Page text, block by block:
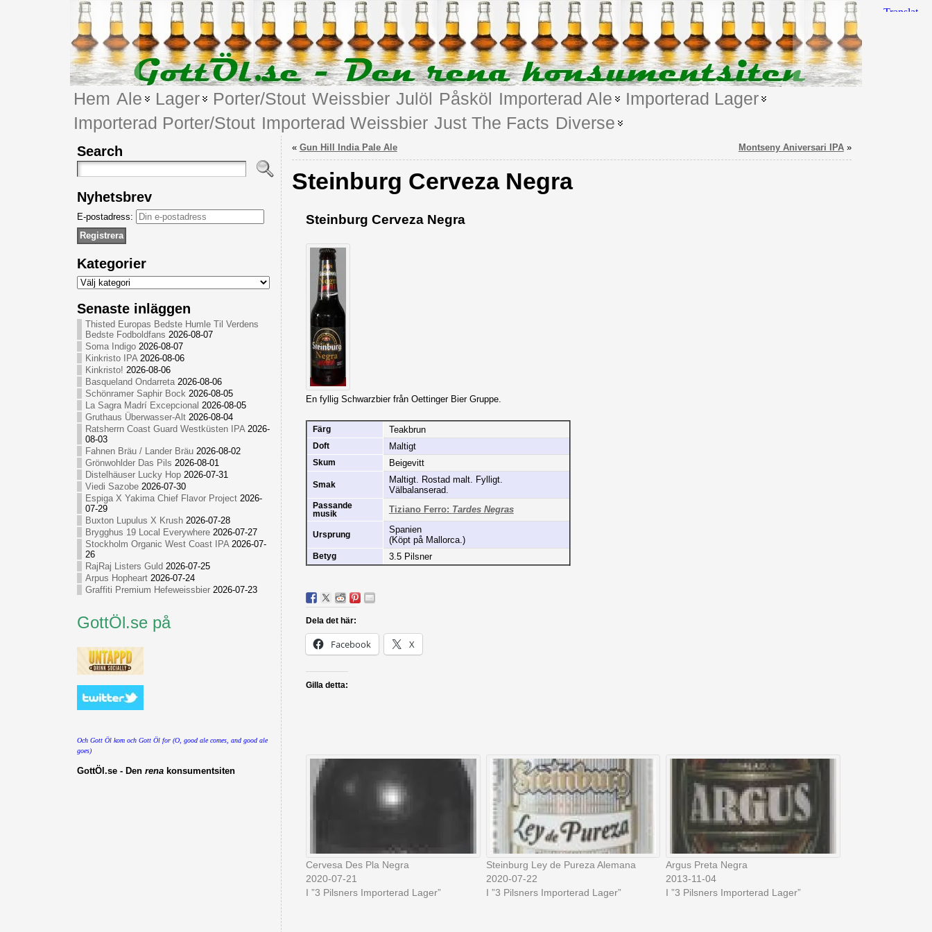
Hem Ale Lager Porter/Stout Weissbier Julöl Påsköl Importerad Ale
Importerad Lager
Importerad Porter/Stout Importerad Weissbier Just The Facts Diverse
Search
Nyhetsbrev
E-postadress:
Kategorier
Kategorier
Senaste inläggen
Thisted Europas Bedste Humle Til Verdens
Bedste Fodboldfans 2026-08-07
Soma Indigo 2026-08-07
Kinkristo IPA 2026-08-06
Kinkristo! 2026-08-06
Basqueland Ondarreta 2026-08-06
Schönramer Saphir Bock 2026-08-05
La Sagra Madrí Excepcional 2026-08-05
Gruthaus Überwasser-Alt 2026-08-04
Ratsherrn Coast Guard Westküsten IPA 2026-
08-03
Fahnen Bräu / Lander Bräu 2026-08-02
Grönwohlder Das Pils 2026-08-01
Distelhäuser Lucky Hop 2026-07-31
Viedi Sazobe 2026-07-30
Espiga X Yakima Chief Flavor Project 2026-
07-29
Buxton Lupulus X Krush 2026-07-28
Brygghus 19 Local Everywhere 2026-07-27
Stockholm Organic West Coast IPA 2026-07-
26
RajRaj Listers Guld 2026-07-25
Arpus Hopheart 2026-07-24
Graffiti Premium Hefeweissbier 2026-07-23
GottÖl.se på
Och Gott Öl kom och Gott Öl for (O, good ale comes, and good ale
goes)
GottÖl.se - Den rena konsumentsiten
« Gun Hill India Pale Ale Montseny Aniversari IPA»
Steinburg Cerveza Negra
Steinburg Cerveza Negra
En fyllig Schwarzbier från Oettinger Bier Gruppe.
Färg Teakbrun
Doft Maltigt
Skum Beigevitt
Smak
Maltigt. Rostad malt. Fylligt.
Välbalanserad.
Passande
musik
Tiziano Ferro: Tardes Negras
Ursprung
Spanien
(Köpt på Mallorca.)
Betyg 3.5 Pilsner
Dela det här:
Facebook X
Gilla detta:
Cervesa Des Pla Negra
2020-07-21
I ”3 Pilsners Importerad Lager”
Steinburg Ley de Pureza Alemana
2020-07-22
I ”3 Pilsners Importerad Lager”
Argus Preta Negra
2013-11-04
I ”3 Pilsners Importerad Lager”